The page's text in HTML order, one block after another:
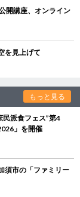
開講座、オンライン
を見上げて
もっと見る
派食フェス”第4
」を開催
須市の「ファミリー